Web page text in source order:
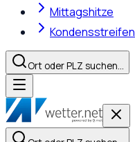
Mittagshitze
Kondensstreifen
Ort oder PLZ suchen…